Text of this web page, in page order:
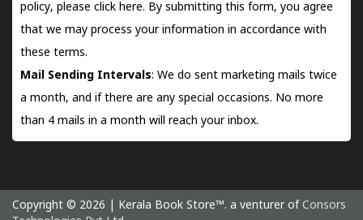
policy, please click here. By submitting this form, you agree
that we may process your information in accordance with
these terms.
Mail Sending Intervals: We do sent marketing mails twice
a month, and if there are any special occasions. No more
than 4 mails in a month will reach your inbox.
Copyright © 2026 | Kerala Book Store™. a venturer of Consors